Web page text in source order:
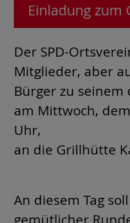
Einladung zum
Der SPD-
Mitglieder, aber
Bürger zu
am Mittwoch,
Uhr,
an die Grillhütte
An diesem Tag